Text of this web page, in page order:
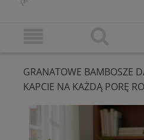
GRANATOWE BAMBOSZE
KAPCIE NA KAŻDĄ PORĘ